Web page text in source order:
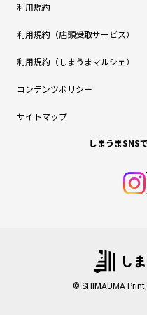
利用規約
利用規約（店頭受取サービス）
利用規約（しまうまマルシェ）
コンテンツポリシー
サイトマップ
しまうまSNS
© SHIMAUMA